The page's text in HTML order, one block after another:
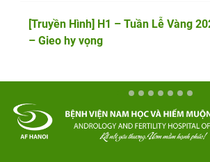
[Truyền Hình] H1 – Tuần Lễ Vàng
– Gieo hy vọng